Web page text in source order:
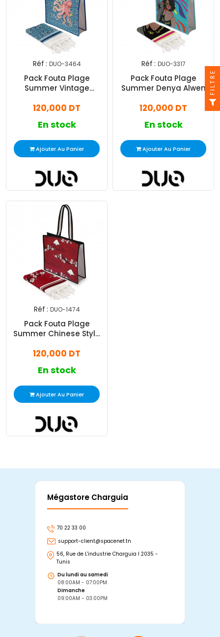
Réf : DUO-3464
Pack Fouta Plage
Summer Vintage
120,000 DT
En stock
Ajouter Au Panier
Réf : DUO-3317
Pack Fouta Plage
Summer Denya Alwen
120,000 DT
En stock
Ajouter Au Panier
Réf : DUO-1474
Pack Fouta Plage
Summer Chinese Style
120,000 DT
En stock
Ajouter Au Panier
Mégastore Charguia
70 22 33 00
support-client@spacenet.tn
56, Rue de L'industrie Charguia I 2035 -
Tunis
Du lundi au samedi
08:00AM - 07:00PM
Dimanche
09:00AM - 03:00PM
FILTRE